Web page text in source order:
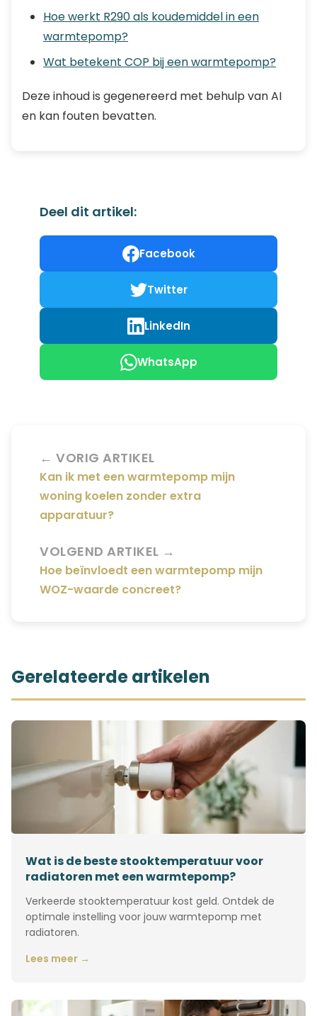
Hoe werkt R290 als koudemiddel in een
warmtepomp?
Wat betekent COP bij een warmtepomp?
Deze inhoud is gegenereerd met behulp van AI
en kan fouten bevatten.
Deel dit artikel:
Facebook
Twitter
LinkedIn
WhatsApp
← VORIG ARTIKEL
Kan ik met een warmtepomp mijn
woning koelen zonder extra
apparatuur?
VOLGEND ARTIKEL →
Hoe beïnvloedt een warmtepomp mijn
WOZ-waarde concreet?
Gerelateerde artikelen
Wat is de beste stooktemperatuur voor
radiatoren met een warmtepomp?
Verkeerde stooktemperatuur kost geld. Ontdek de
optimale instelling voor jouw warmtepomp met
radiatoren.
Lees meer →